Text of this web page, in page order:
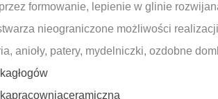
formowanie, lepienie w glinie
nieograniczone możliwości
anioły, patery, mydelniczki, ozdobne